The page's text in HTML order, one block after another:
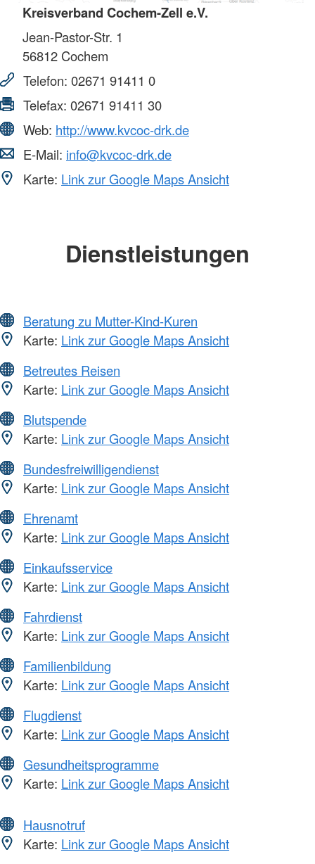
Kreisverband Cochem-Zell e.V.
Jean-Pastor-Str. 1
56812 Cochem
Telefon: 02671 91411 0
Telefax: 02671 91411 30
Web: http://www.kvcoc-drk.de
E-Mail: info@kvcoc-drk.de
Karte: Link zur Google Maps Ansicht
Dienstleistungen
Beratung zu Mutter-Kind-Kuren
Karte: Link zur Google Maps Ansicht
Betreutes Reisen
Karte: Link zur Google Maps Ansicht
Blutspende
Karte: Link zur Google Maps Ansicht
Bundesfreiwilligendienst
Karte: Link zur Google Maps Ansicht
Ehrenamt
Karte: Link zur Google Maps Ansicht
Einkaufsservice
Karte: Link zur Google Maps Ansicht
Fahrdienst
Karte: Link zur Google Maps Ansicht
Familienbildung
Karte: Link zur Google Maps Ansicht
Flugdienst
Karte: Link zur Google Maps Ansicht
Gesundheitsprogramme
Karte: Link zur Google Maps Ansicht
Hausnotruf
Karte: Link zur Google Maps Ansicht